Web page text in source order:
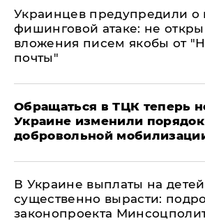
Украинцев предупредили о
фишинговой атаке: не
вложения писем якобы от
почты"
Обращаться в ТЦК теперь
Украине изменили порядок
добровольной
В Украине выплаты на
существенно вырасти:
законопроекта